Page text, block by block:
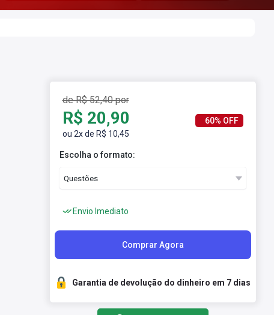
de R$ 52,40 por
R$ 20,90
ou 2x de R$ 10,45
60% OFF
Escolha o formato:
Envio Imediato
Comprar Agora
Garantia de devolução do dinheiro em 7 dias